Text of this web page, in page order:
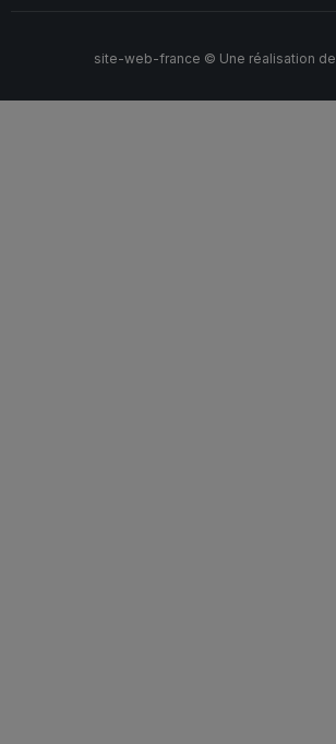
site-web-france © Une réalisation de